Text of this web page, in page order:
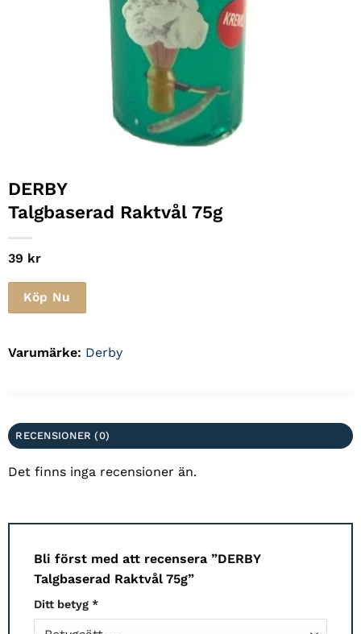
DERBY
Talgbaserad Raktvål 75g
39 kr
Köp Nu
Varumärke: Derby
RECENSIONER (0)
Det finns inga recensioner än.
Bli först med att recensera ”DERBY
Talgbaserad Raktvål 75g”
Ditt betyg *